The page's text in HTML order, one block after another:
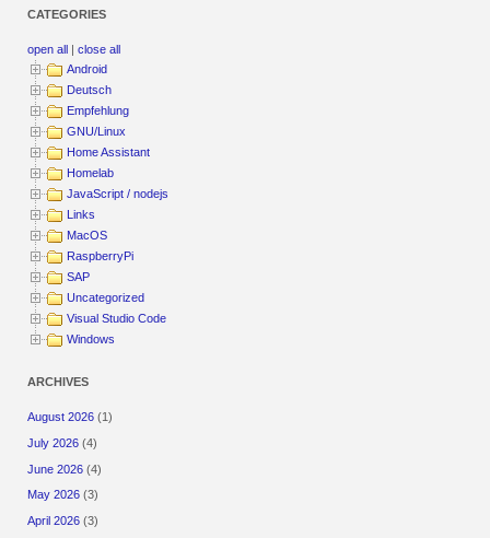
CATEGORIES
open all |close all
Android
Deutsch
Empfehlung
GNU/Linux
Home Assistant
Homelab
JavaScript / nodejs
Links
MacOS
RaspberryPi
SAP
Uncategorized
Visual Studio Code
Windows
ARCHIVES
August 2026 (1)
July 2026 (4)
June 2026 (4)
May 2026 (3)
April 2026 (3)